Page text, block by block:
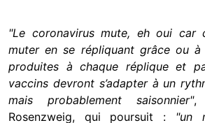
"Le coronavirus mute, eh oui car
muter en se répliquant grâce ou à
produites à chaque réplique et
vaccins devront s’adapter à un
mais probablement saisonnier",
Rosenzweig, qui poursuit : "un